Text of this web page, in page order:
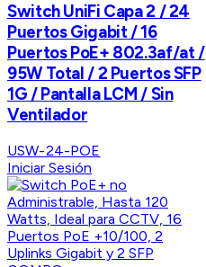
Switch UniFi Capa 2 / 24
Puertos Gigabit / 16
Puertos PoE+ 802.3af/at /
95W Total / 2 Puertos SFP
1G / Pantalla LCM / Sin
Ventilador
USW-24-POE
Iniciar Sesión